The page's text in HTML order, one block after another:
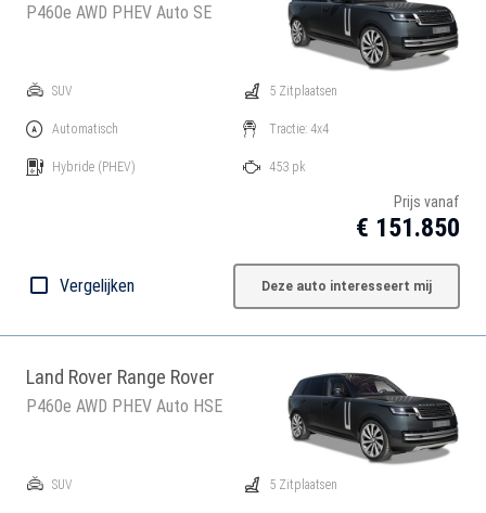
P460e AWD PHEV Auto SE
SUV
Automatisch
Hybride (PHEV)
5 Zitplaatsen
Tractie: 4x4
453 pk
Prijs vanaf
€ 151.850
Vergelijken Deze auto interesseert mij
Land Rover Range Rover
P460e AWD PHEV Auto HSE
SUV 5 Zitplaatsen